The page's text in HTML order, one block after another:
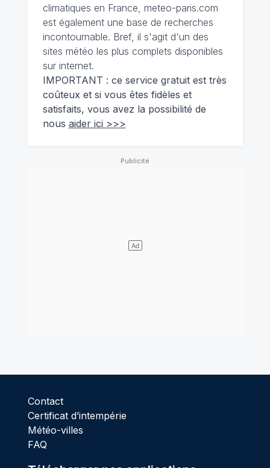
climatiques en France, meteo-paris.com
est également une base de recherches
incontournable. Bref, il s'agit d'un des
sites météo les plus complets disponibles
sur internet.
IMPORTANT : ce service gratuit est très
coûteux et si vous êtes fidèles et
satisfaits, vous avez la possibilité de
nous aider ici >>>
Contact
Certificat d’intempérie
Météo-villes
FAQ